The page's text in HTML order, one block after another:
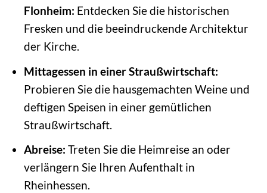
Flonheim: Entdecken Sie die historischen
Fresken und die beeindruckende Architektur
der Kirche.
Mittagessen in einer Straußwirtschaft:
Probieren Sie die hausgemachten Weine und
deftigen Speisen in einer gemütlichen
Straußwirtschaft.
Abreise: Treten Sie die Heimreise an oder
verlängern Sie Ihren Aufenthalt in
Rheinhessen.